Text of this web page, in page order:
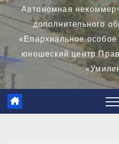
Автономная
дополнительного
«Епархиальное особое
юношеский центр